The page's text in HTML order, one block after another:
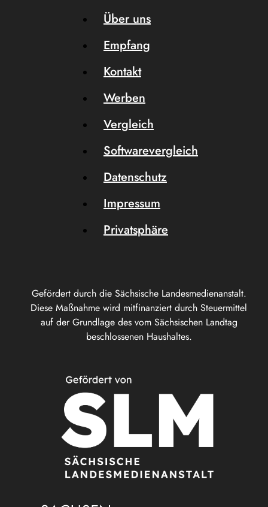
Gefördert durch die Sächsische Landesmedienanstalt.
Diese Maßnahme wird mitfinanziert durch Steuermittel
auf der Grundlage des vom Sächsischen Landtag
beschlossenen Haushaltes.
Über uns
Empfang
Kontakt
Werben
Vergleich
Softwarevergleich
Datenschutz
Impressum
Privatsphäre